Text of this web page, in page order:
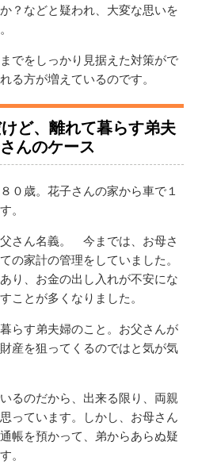
？などと疑われ、大変な思いを
でをしっかり見据えた対策がで
る方が増えているのです。
ど、離れて暮らす弟夫
んのケース
０歳。花子さんの家から車で１
。
さん名義。 今までは、お母さ
の家計の管理をしていました。
り、お金の出し入れが不安にな
ことが多くなりました。
らす弟夫婦のこと。お父さんが
産を狙ってくるのではと気が気
るのだから、出来る限り、両親
っています。しかし、お母さん
帳を預かって、弟からあらぬ疑
。